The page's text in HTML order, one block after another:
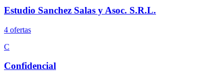
Estudio Sanchez Salas y Asoc. S.R.L.
4 ofertas
C
Confidencial